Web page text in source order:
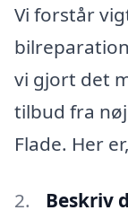
Vi forstår
vi gjort det
tilbud fra
Flade. Her
Beskriv